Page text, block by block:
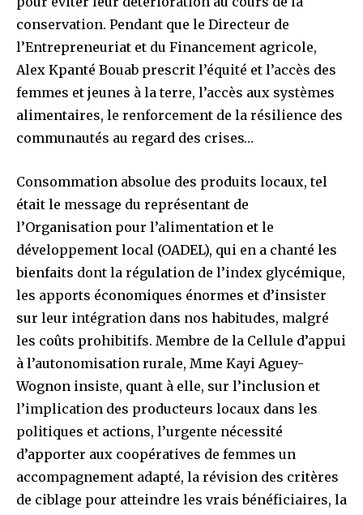
conservation. Pendant que le Directeur de
l’Entrepreneuriat et du Financement agricole,
Alex Kpanté Bouab prescrit l’équité et l’accès des
femmes et jeunes à la terre, l’accès aux systèmes
alimentaires, le renforcement de la résilience des
communautés au regard des crises…
Consommation absolue des produits locaux, tel
était le message du représentant de
l’Organisation pour l’alimentation et le
développement local (OADEL), qui en a chanté les
bienfaits dont la régulation de l’index glycémique,
les apports économiques énormes et d’insister
sur leur intégration dans nos habitudes, malgré
les coûts prohibitifs. Membre de la Cellule d’appui
à l’autonomisation rurale, Mme Kayi Aguey-
Wognon insiste, quant à elle, sur l’inclusion et
l’implication des producteurs locaux dans les
politiques et actions, l’urgente nécessité
d’apporter aux coopératives de femmes un
accompagnement adapté, la révision des critères
de ciblage pour atteindre les vrais bénéficiaires, la